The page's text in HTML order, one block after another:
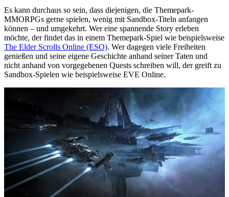
Es kann durchaus so sein, dass diejenigen, die Themepark-
MMORPGs gerne spielen, wenig mit Sandbox-Titeln anfangen
können – und umgekehrt. Wer eine spannende Story erleben
möchte, der findet das in einem Themepark-Spiel wie beispielsweise
The Elder Scrolls Online (ESO). Wer dagegen viele Freiheiten
genießen und seine eigene Geschichte anhand seiner Taten und
nicht anhand von vorgegebenen Quests schreiben will, der greift zu
Sandbox-Spielen wie beispielsweise EVE Online.